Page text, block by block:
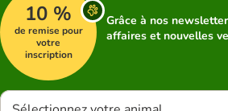
10 %
de remise pour
votre
inscription
Grâce à nos
affaires et nouvelles